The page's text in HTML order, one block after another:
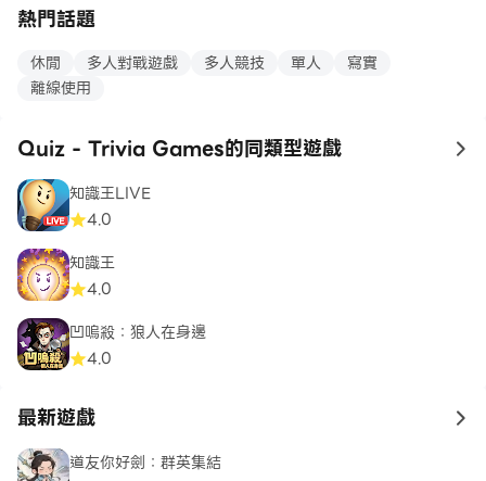
熱門話題
休閒 多人對戰遊戲 多人競技 單人
寫實
離線使用
Quiz - Trivia Games的同類型遊戲 to
知識王LIVE
4.0
知識王
4.0
凹嗚殺：狼人在身邊
4.0
最新遊戲 to
道友你好劍：群英集結